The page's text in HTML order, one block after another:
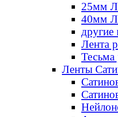
25мм
40мм
Лента
Тесьма
Ленты